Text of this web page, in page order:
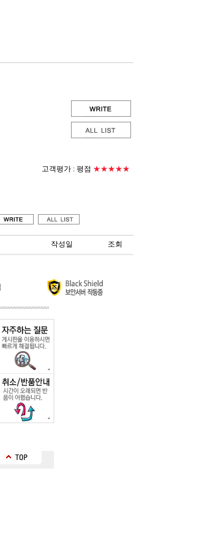
고객평가 : 평점 ★★★★★
작성일 조회